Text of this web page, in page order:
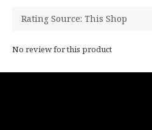
No review for this product